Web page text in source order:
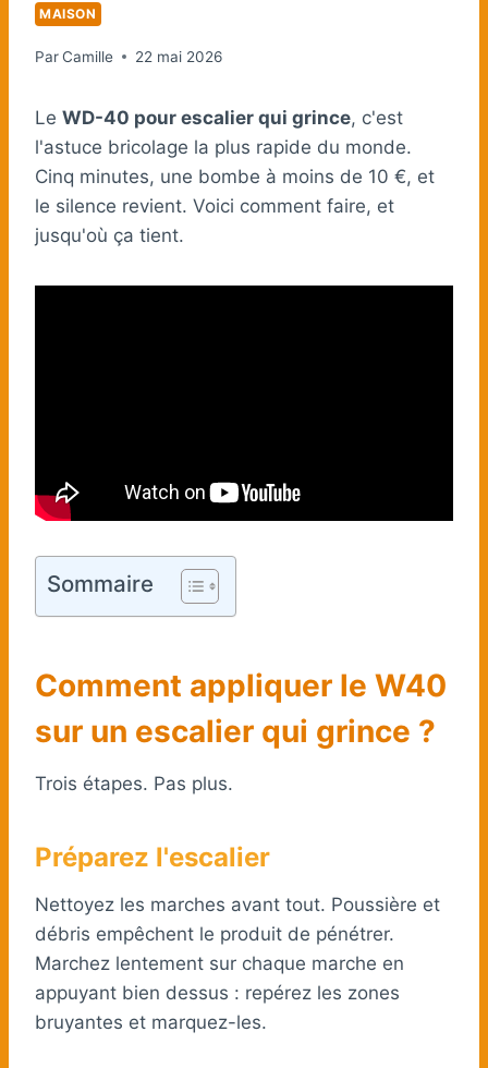
MAISON
ParCamille 22 mai 2026
Le WD-40 pour escalier qui grince, c'est
l'astuce bricolage la plus rapide du monde.
Cinq minutes, une bombe à moins de 10 €, et
le silence revient. Voici comment faire, et
jusqu'où ça tient.
Sommaire
Comment appliquer le W40
sur un escalier qui grince ?
Trois étapes. Pas plus.
Préparez l'escalier
Nettoyez les marches avant tout. Poussière et
débris empêchent le produit de pénétrer.
Marchez lentement sur chaque marche en
appuyant bien dessus : repérez les zones
bruyantes et marquez-les.